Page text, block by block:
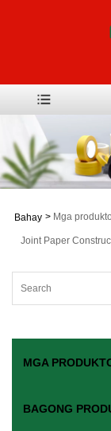
Bahay > Mga produkto
Joint Paper
MGA
BAGONG